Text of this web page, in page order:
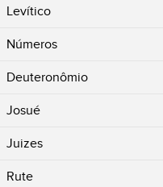
Levítico
Números
Deuteronômio
Josué
Juizes
Rute